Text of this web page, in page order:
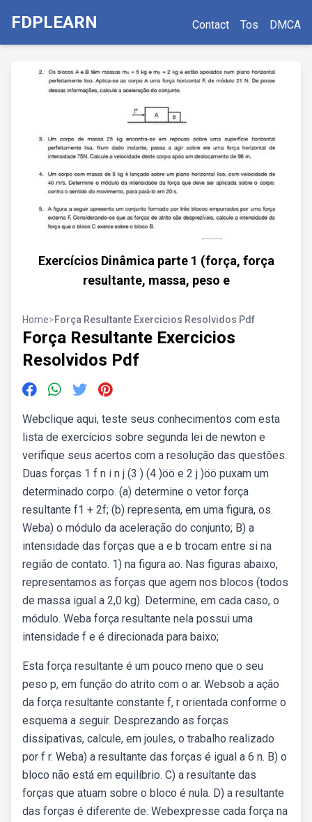
FDPLEARN Contact Tos DMCA
Exercícios Dinâmica parte 1 (força, força
resultante, massa, peso e
Home>Força Resultante Exercicios Resolvidos Pdf
Força Resultante Exercicios
Resolvidos Pdf
Webclique aqui, teste seus conhecimentos com esta
lista de exercícios sobre segunda lei de newton e
verifique seus acertos com a resolução das questões.
Duas forças 1 f n i n j (3 ) (4 )öö e 2 j )öö puxam um
determinado corpo. (a) determine o vetor força
resultante f1 + 2f; (b) representa, em uma figura, os.
Weba) o módulo da aceleração do conjunto; B) a
intensidade das forças que a e b trocam entre si na
região de contato. 1) na figura ao. Nas figuras abaixo,
representamos as forças que agem nos blocos (todos
de massa igual a 2,0 kg). Determine, em cada caso, o
módulo. Weba força resultante nela possui uma
intensidade f e é direcionada para baixo;
Esta força resultante é um pouco meno que o seu
peso p, em função do atrito com o ar. Websob a ação
da força resultante constante f, r orientada conforme o
esquema a seguir. Desprezando as forças
dissipativas, calcule, em joules, o trabalho realizado
por f r. Weba) a resultante das forças é igual a 6 n. B) o
bloco não está em equilíbrio. C) a resultante das
forças que atuam sobre o bloco é nula. D) a resultante
das forças é diferente de. Webexpresse cada força na